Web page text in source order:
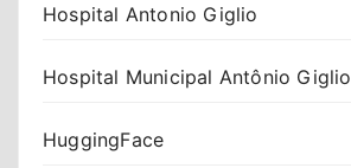
Hospital Antonio Giglio
Hospital Municipal Antônio Giglio
HuggingFace